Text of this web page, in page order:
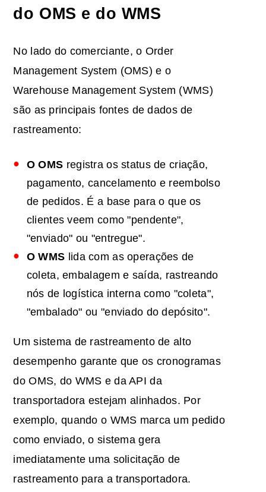
do OMS e do WMS
No lado do comerciante, o Order
Management System (OMS) e o
Warehouse Management System (WMS)
são as principais fontes de dados de
rastreamento:
O OMS registra os status de criação,
pagamento, cancelamento e reembolso
de pedidos. É a base para o que os
clientes veem como "pendente",
"enviado" ou "entregue".
O WMS lida com as operações de
coleta, embalagem e saída, rastreando
nós de logística interna como "coleta",
"embalado" ou "enviado do depósito".
Um sistema de rastreamento de alto
desempenho garante que os cronogramas
do OMS, do WMS e da API da
transportadora estejam alinhados. Por
exemplo, quando o WMS marca um pedido
como enviado, o sistema gera
imediatamente uma solicitação de
rastreamento para a transportadora.